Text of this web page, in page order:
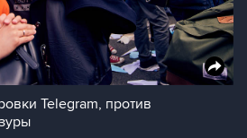
Telegram, против